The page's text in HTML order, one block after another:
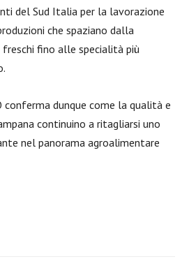
del Sud Italia per la lavorazione
che spaziano dalla
fino alle specialità più
conferma dunque come la qualità e
continuino a ritagliarsi uno
nel panorama agroalimentare